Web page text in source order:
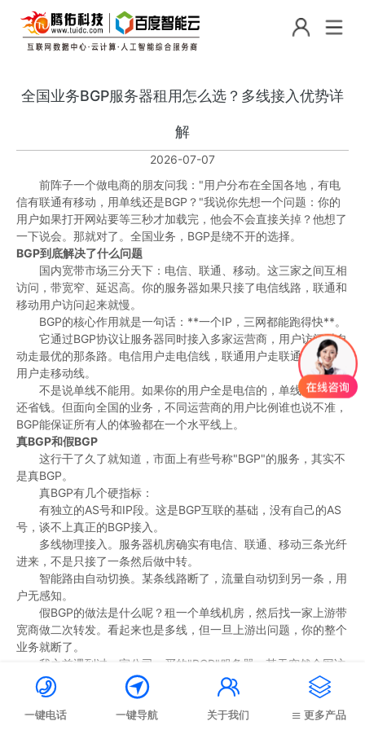
全国业务BGP服务器租用怎么选？多线接入优势详
解
2026-07-07
前阵子一个做电商的朋友问我："用户分布在全国各地，有电
信有联通有移动，用单线还是BGP？"我说你先想一个问题：你的
用户如果打开网站要等三秒才加载完，他会不会直接关掉？他想了
一下说会。那就对了。全国业务，BGP是绕不开的选择。
BGP到底解决了什么问题
国内宽带市场三分天下：电信、联通、移动。这三家之间互相
访问，带宽窄、延迟高。你的服务器如果只接了电信线路，联通和
移动用户访问起来就慢。
BGP的核心作用就是一句话：**一个IP，三网都能跑得快**。
它通过BGP协议让服务器同时接入多家运营商，用户访问时自
动走最优的那条路。电信用户走电信线，联通用户走联通线，移动
用户走移动线。
不是说单线不能用。如果你的用户全是电信的，单线没问题，
还省钱。但面向全国的业务，不同运营商的用户比例谁也说不准，
BGP能保证所有人的体验都在一个水平线上。
真BGP和假BGP
这行干了久了就知道，市面上有些号称"BGP"的服务，其实不
是真BGP。
真BGP有几个硬指标：
有独立的AS号和IP段。这是BGP互联的基础，没有自己的AS
号，谈不上真正的BGP接入。
多线物理接入。服务器机房确实有电信、联通、移动三条光纤
进来，不是只接了一条然后做中转。
智能路由自动切换。某条线路断了，流量自动切到另一条，用
户无感知。
假BGP的做法是什么呢？租一个单线机房，然后找一家上游带
宽商做二次转发。看起来也是多线，但一旦上游出问题，你的整个
业务就断了。
我之前遇到过一家公司，买的"BGP"服务器，某天突然全网访
问不了。查了半天，发现是上游中转商的线路出了故障。这就是假
BGP的典型症状——你没有自己的网络自治权。
选BGP服务器主要看什么

一键电话

一键导航

关于我们

更多产品